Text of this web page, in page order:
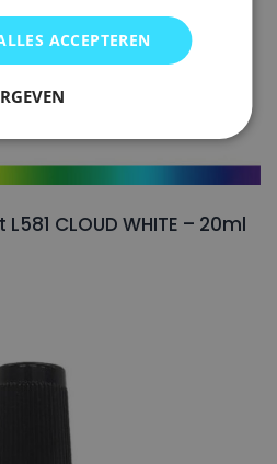
CLOUD WHITE – 20ml
ACCEPTEREN